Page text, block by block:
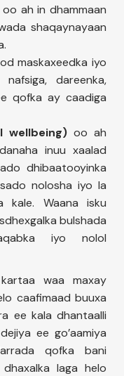
ah in dhammaan
shaqaynayaan
maskaxeedka iyo
dareenka,
qofka ay caadiga
wellbeing) oo ah
inuu xaalad
dhibaatooyinka
nolosha iyo la
kale. Waana isku
bulshada
iyo nolol
waa maxay
caafimaad buuxa
ee kala dhantaalli
ee go’aamiya
qofka bani
laga helo